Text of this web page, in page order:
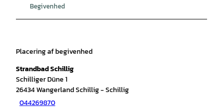
Begivenhed
Placering af begivenhed
Strandbad Schillig
Schilliger Düne 1
26434Wangerland Schillig- Schillig
044269870